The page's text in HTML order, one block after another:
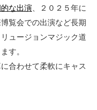
な出演 、２０２５年に
覧会での出演など長期
ュージョンマジック道
す。
合わせて柔軟にキャス